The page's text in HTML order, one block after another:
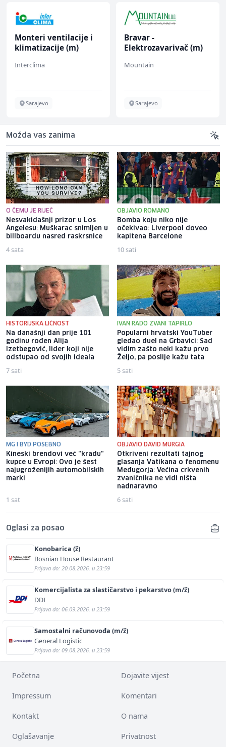
Monteri ventilacije i
klimatizacije (m)
Interclima
Sarajevo
Bravar -
Elektrozavarivač (m)
Mountain
Sarajevo
Možda vas zanima
O ČEMU JE RIJEČ
Nesvakidašnji prizor u Los
Angelesu: Muškarac snimljen u
billboardu nasred raskrsnice
4 sata
OBJAVIO ROMANO
Bomba koju niko nije
očekivao: Liverpool doveo
kapitena Barcelone
10 sati
HISTORIJSKA LIČNOST
Na današnji dan prije 101
godinu rođen Alija
Izetbegović, lider koji nije
odstupao od svojih ideala
7 sati
IVAN RADO ZVANI TAPIRLO
Popularni hrvatski YouTuber
gledao duel na Grbavici: Sad
vidim zašto neki kažu prvo
Željo, pa poslije kažu tata
5 sati
MG I BYD POSEBNO
Kineski brendovi već "kradu"
kupce u Evropi: Ovo je šest
najugroženijih automobilskih
marki
1 sat
OBJAVIO DAVID MURGIA
Otkriveni rezultati tajnog
glasanja Vatikana o fenomenu
Međugorja: Većina crkvenih
zvaničnika ne vidi ništa
nadnaravno
6 sati
Oglasi za posao
Konobarica (ž)
Bosnian House Restaurant
Prijava do: 20.08.2026. u 23:59
Komercijalista za slastičarstvo i pekarstvo (m/ž)
DDI
Prijava do: 06.09.2026. u 23:59
Samostalni računovođa (m/ž)
General Logistic
Prijava do: 09.08.2026. u 23:59
Početna Dojavite vijest
Impressum Komentari
Kontakt O nama
Oglašavanje Privatnost